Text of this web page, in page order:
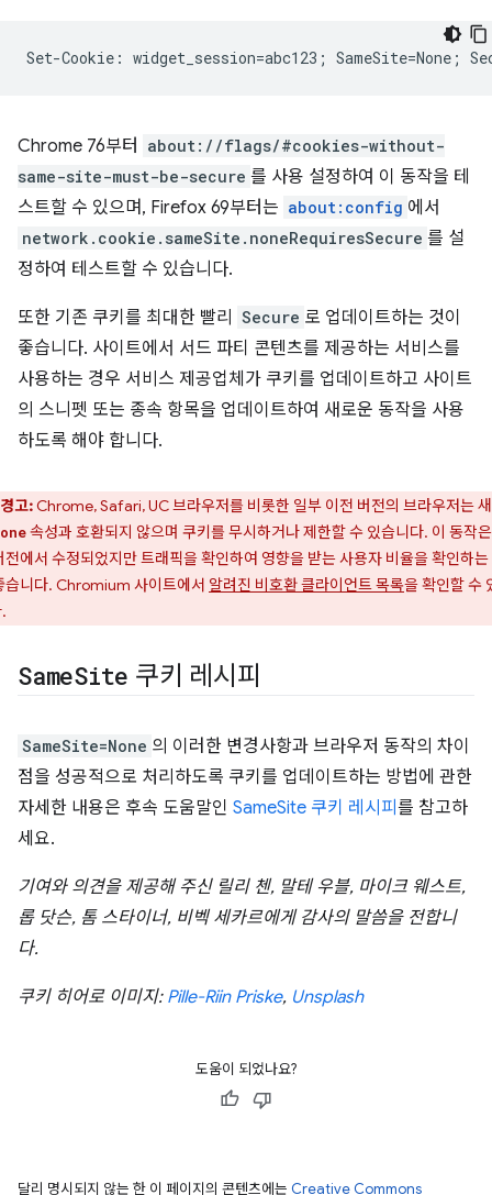
Chrome 76부터
about://flags/#cookies-without-
same-site-must-be-secure 를 사용 설정하여 이 동작을 테
스트할 수 있으며, Firefox 69부터는 about:config 에서
network.cookie.sameSite.noneRequiresSecure 를 설
정하여 테스트할 수 있습니다.
또한 기존 쿠키를 최대한 빨리 Secure 로 업데이트하는 것이
좋습니다. 사이트에서 서드 파티 콘텐츠를 제공하는 서비스를
사용하는 경우 서비스 제공업체가 쿠키를 업데이트하고 사이트
의 스니펫 또는 종속 항목을 업데이트하여 새로운 동작을 사용
하도록 해야 합니다.
경고:Chrome, Safari, UC 브라우저를 비롯한 일부 이전 버전의 브라우저는
속성과 호환되지 않으며 쿠키를 무시하거나 제한할 수 있습니다. 이 동작
전에서 수정되었지만 트래픽을 확인하여 영향을 받는 사용자 비율을 확인하는
습니다. Chromium 사이트에서 알려진 비호환 클라이언트 목록을 확인할 수
SameSite 쿠키 레시피
SameSite=None 의 이러한 변경사항과 브라우저 동작의 차이
점을 성공적으로 처리하도록 쿠키를 업데이트하는 방법에 관한
자세한 내용은 후속 도움말인 SameSite 쿠키 레시피 를 참고하
세요.
기여와 의견을 제공해 주신 릴리 첸, 말테 우블, 마이크 웨스트,
롭 닷슨, 톰 스타이너, 비벡 세카르에게 감사의 말씀을 전합니
다.
쿠키 히어로 이미지: Pille-Riin Priske, Unsplash
도움이 되었나요?
달리 명시되지 않는 한 이 페이지의 콘텐츠에는 Creative Commons